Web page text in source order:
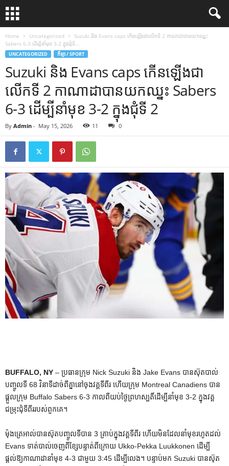
Home Uncategorized
Suzuki និង Evans caps កើនឡើងជាលើកទី 2 កាណាដាបានយកឈ្នះ
Sabers 6-3 ដើម្បីនាំមុខ 3-2 ក្នុងជុំទី...
UNCATEGORIZED កីឡា / SPORT
Suzuki និង Evans caps កើនឡើងជា
លើកទី 2 កាណាដាបានយកឈ្នះ Sabers
6-3 ដើម្បីនាំមុខ 3-2 ក្នុងជុំទី 2
By Admin - May 15, 2026 11 0
BUFFALO, NY – ប្រធានក្រុម Nick Suzuki និង Jake Evans បានស៊ុតបាល់
បញ្ចូលទី 68 វិនាទីដាច់ពីគ្នានៅចុងវគ្គទីពីរ ហើយក្រុម Montreal Canadiens បាន
ផ្តួលក្រុម Buffalo Sabers 6-3 កាលពីយប់ថ្ងៃព្រហស្បតិ៍ដើម្បីនាំមុខ 3-2 ក្នុងវគ្គ
ជម្រុះជុំទីពីររបស់ពួកគេ។
ម៉ុងត្រេអាល់បានស៊ុតបញ្ចូលទីបាន 3 គ្រាប់ក្នុងវគ្គទីពីរ ហើយមិនដែលនាំមុខរហូតដល់
Evans ទាត់បាល់ចេញពីខ្សែបន្ទាត់ពីក្រោយ Ukko-Pekka Luukkonen ដើម្បី
ផ្តល់ឱ្យកាណាដានាំមុខ 4-3 ជាមួយ 3:45 ដើម្បីលេង។ បន្ទាប់មក Suzuki បានស៊ុត